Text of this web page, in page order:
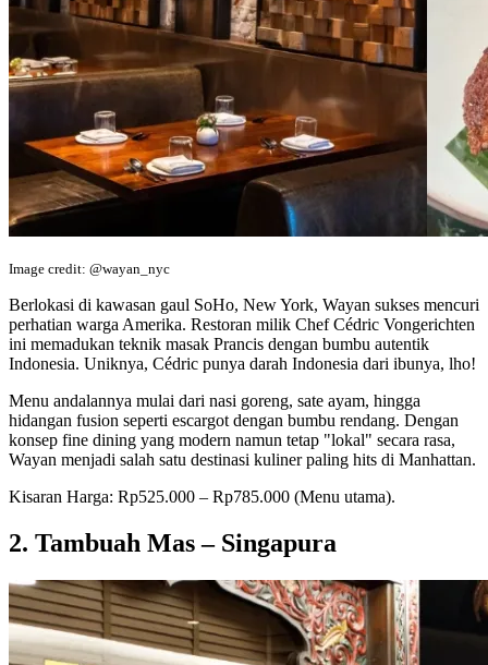
Image credit: @wayan_nyc
Berlokasi di kawasan gaul SoHo, New York, Wayan sukses mencuri
perhatian warga Amerika. Restoran milik Chef Cédric Vongerichten
ini memadukan teknik masak Prancis dengan bumbu autentik
Indonesia. Uniknya, Cédric punya darah Indonesia dari ibunya, lho!
Menu andalannya mulai dari nasi goreng, sate ayam, hingga
hidangan fusion seperti escargot dengan bumbu rendang. Dengan
konsep fine dining yang modern namun tetap "lokal" secara rasa,
Wayan menjadi salah satu destinasi kuliner paling hits di Manhattan.
Kisaran Harga: Rp525.000 – Rp785.000 (Menu utama).
2. Tambuah Mas – Singapura